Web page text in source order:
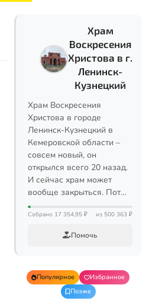
Храм
Воскресения
Христова в г.
Ленинск-
Кузнецкий
Храм Воскресения
Христова в городе
Ленинск-Кузнецкий в
Кемеровской области –
совсем новый, он
открылся всего 20 назад.
И сейчас храм может
вообще закрыться. Пот…
Собрано 17 354,95 ₽ из 500 363 ₽
Помочь
Популярное
Избранное
Позже